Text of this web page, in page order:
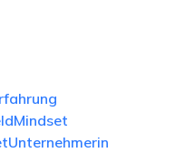
Mindset
Unternehmerin